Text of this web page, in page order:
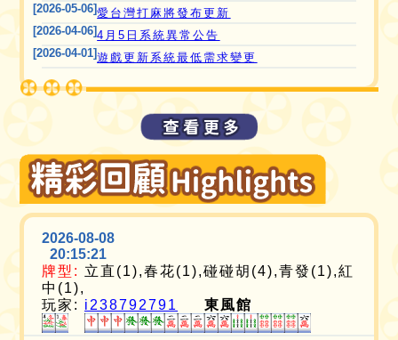
[2026-05-06]愛台灣打麻將發布更新
[2026-04-06]4月5日系統異常公告
[2026-04-01]遊戲更新系統最低需求變更
2026-08-08
20:15:21
牌型: 立直(1),春花(1),碰碰胡(4),青發(1),紅
中(1),
玩家: i238792791 東風館